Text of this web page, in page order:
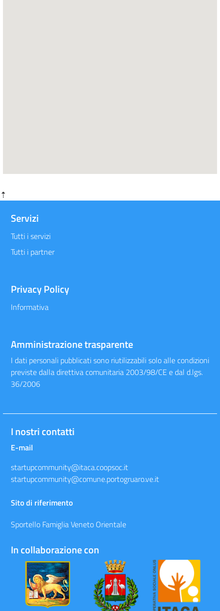
⇡
Servizi
Tutti i servizi
Tutti i partner
Privacy Policy
Informativa
Amministrazione trasparente
I dati personali pubblicati sono riutilizzabili solo alle condizioni
previste dalla direttiva comunitaria 2003/98/CE e dal d.lgs.
36/2006
I nostri contatti
E-mail
startupcommunity@itaca.coopsoc.it
startupcommunity@comune.portogruaro.ve.it
Sito di riferimento
Sportello Famiglia Veneto Orientale
In collaborazione con